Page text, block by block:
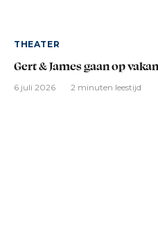
THEATER
Gert & James gaan op
6 juli 2026 2 minuten leestijd